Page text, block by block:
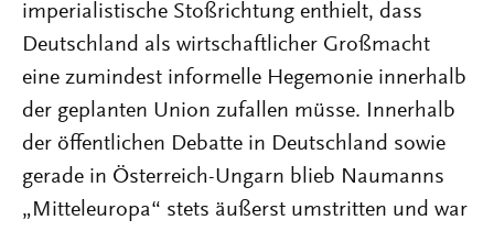
imperialistische Stoßrichtung enthielt, dass
Deutschland als wirtschaftlicher Großmacht
eine zumindest informelle Hegemonie innerhalb
der geplanten Union zufallen müsse. Innerhalb
der öffentlichen Debatte in Deutschland sowie
gerade in Österreich-Ungarn blieb Naumanns
„Mitteleuropa“ stets äußerst umstritten und war